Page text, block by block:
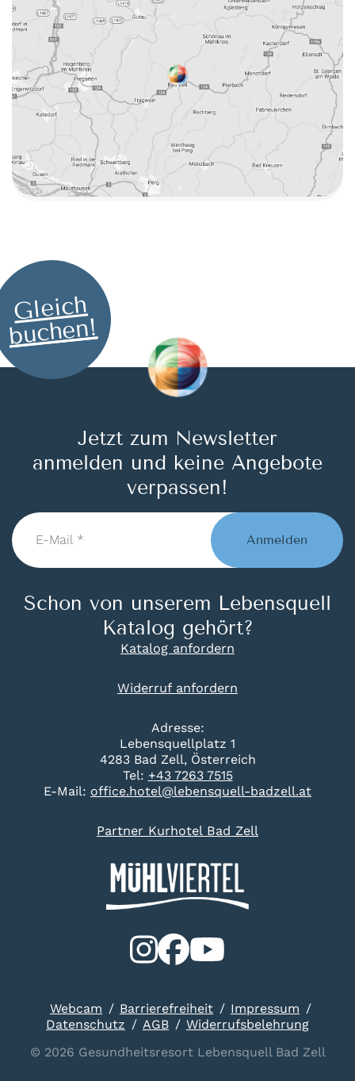
Gleich
buchen!
Adresse:
Lebensquellplatz 1
4283 Bad Zell, Österreich
Tel: +43 7263 7515
E-Mail: office.hotel@lebensquell-badzell.at
Partner Kurhotel Bad Zell
Jetzt zum Newsletter
anmelden und keine Angebote
verpassen!
E-
Mail
*
Anmelden
Schon von unserem Lebensquell
Katalog gehört?
Katalog anfordern
Widerruf anfordern
© 2026 Gesundheitsresort Lebensquell Bad Zell
Webcam Barrierefreiheit
Impressum
Datenschutz
AGB Widerrufsbelehrung